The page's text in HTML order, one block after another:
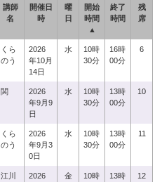
講師
名
開催日
時
曜
日
開始
時間
▲
終了
時間
残
席
くら
のう
2026
年10月
14日
水
10時
30分
16時
00分
6
関
2026
年9月9
日
水
10時
30分
13時
00分
10
くら
のう
2026
年9月3
0日
水
10時
30分
13時
00分
11
江川
2026
金
10時
13時
12